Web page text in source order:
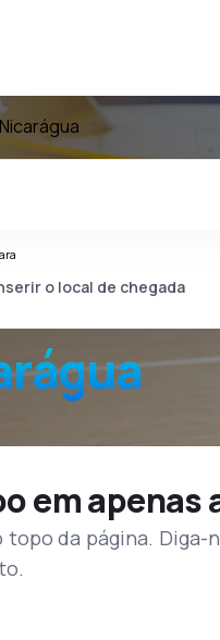
em
da página. Diga-